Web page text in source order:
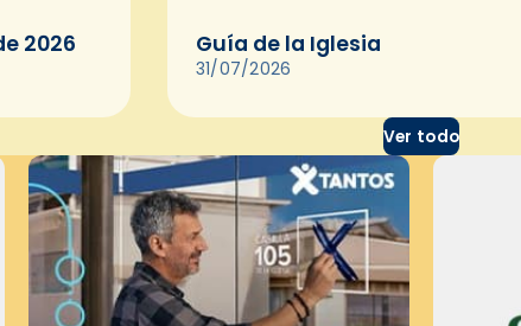
2026 Guía de la Iglesia
31/07/2026
Ver todo